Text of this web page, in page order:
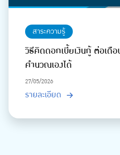
สาระความรู้
วิธีคิดดอกเบี้ยเงินกู้ ต่อเดือ
คำนวณเองได้
27/05/2026
รายละเอียด